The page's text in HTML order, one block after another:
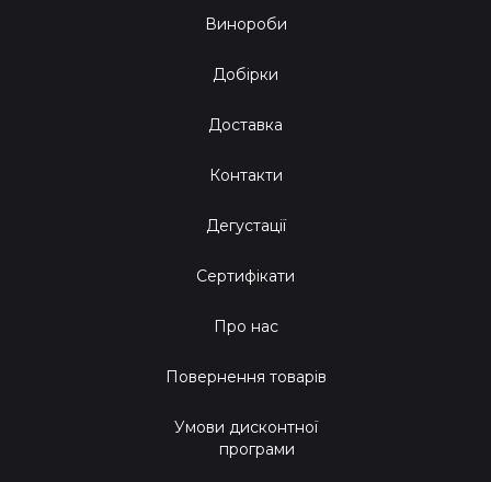
Винороби
Добірки
Доставка
Контакти
Дегустації
Сертифікати
Про нас
Повернення товарів
Умови дисконтної
програми